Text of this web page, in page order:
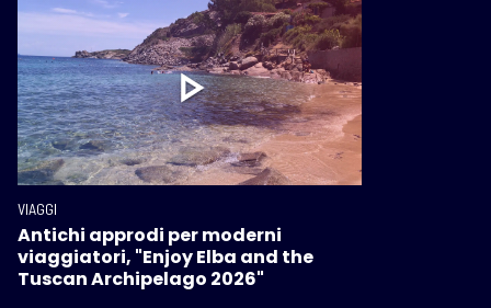
VIAGGI
Antichi approdi per moderni
viaggiatori, "Enjoy Elba and the
Tuscan Archipelago 2026"